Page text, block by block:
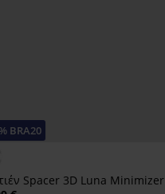
BRA20
Spacer 3D Luna Minimizer